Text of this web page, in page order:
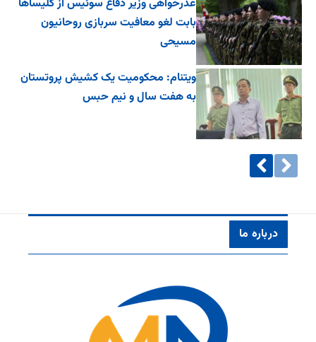
عذرخواهی وزیر دفاع سوئیس از کلیساها
بابت لغو معافیت سربازی روحانیون
مسیحی
ویتنام: محکومیت یک کشیش پروتستان
به هفت سال و نیم حبس
درباره ما